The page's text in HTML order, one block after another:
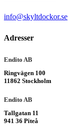
info@skyltdockor.se
Adresser
Endito AB
Ringvägen 100
11862 Stockholm
Endito AB
Tallgatan 11
941 36 Piteå